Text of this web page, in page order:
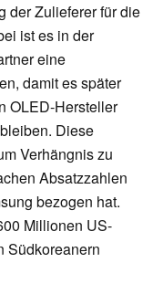
der Zulieferer für die
ist es in der
eine
damit es später
OLED-Hersteller
Diese
Verhängnis zu
Absatzzahlen
bezogen hat.
Millionen US-
Südkoreanern